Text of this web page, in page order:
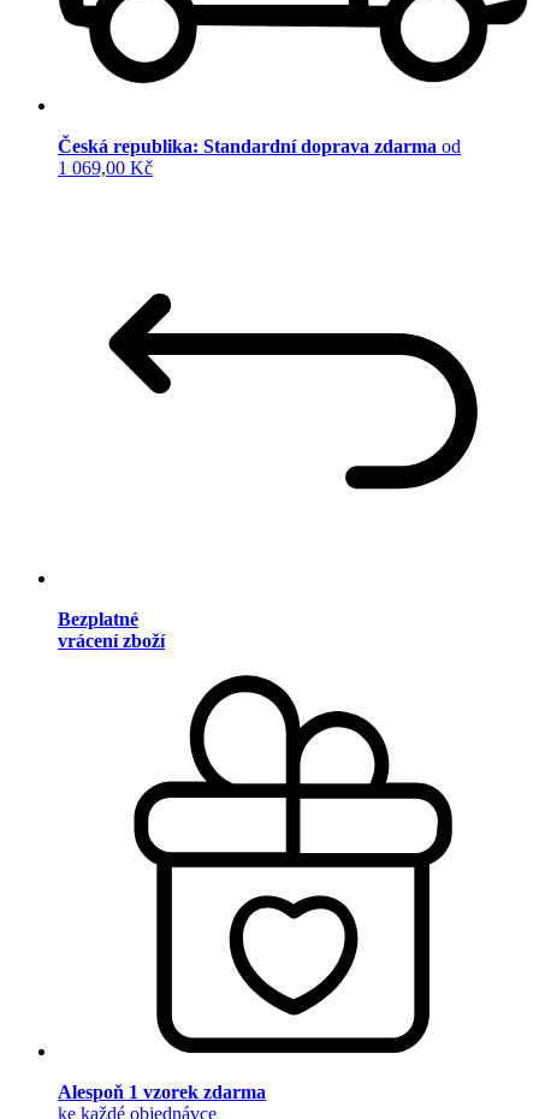
Česká republika: Standardní doprava zdarma od
1 069,00 Kč
Bezplatné
vrácení zboží
Alespoň 1 vzorek zdarma
ke každé objednávce